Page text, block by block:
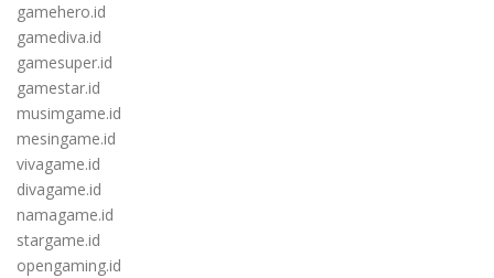
gamehero.id
gamediva.id
gamesuper.id
gamestar.id
musimgame.id
mesingame.id
vivagame.id
divagame.id
namagame.id
stargame.id
opengaming.id